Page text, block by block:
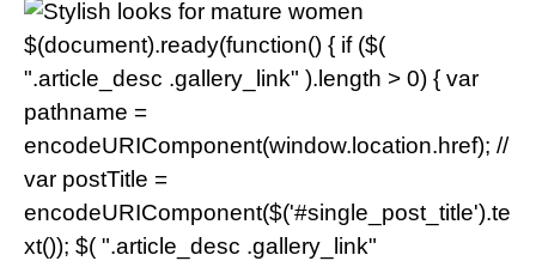
$(document).ready(function() { if ($(
".article_desc .gallery_link" ).length > 0) { var
pathname =
encodeURIComponent(window.location.href); //
var postTitle =
encodeURIComponent($('#single_post_title').te
xt()); $( ".article_desc .gallery_link"